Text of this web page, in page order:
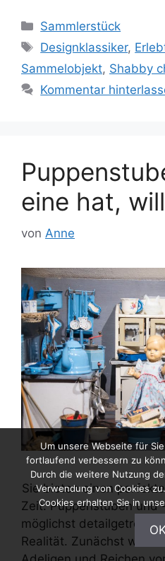
Kategorien
Sammlerstück
Schlagwörter
Designklassiker,
Sammelobjekt, Shabby
Kommentar
eine hat,
von Anne
Sie bieten einen
Zeit: Puppenstuben und
möglichst detailgetreue
Realität. Zunächst
Um unsere Webseite für
fortlaufend verbessern zu
Durch die weitere Nutzung
Verwendung von Cookies
Cookies erhalten Sie in